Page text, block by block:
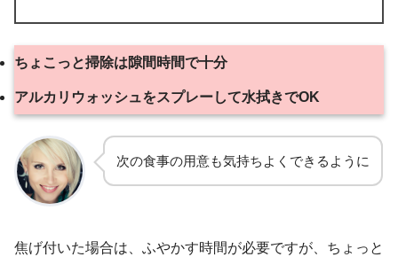
ちょこっと掃除は隙間時間で十分
アルカリウォッシュをスプレーして水拭きでOK
次の食事の用意も気持ちよくできるように
焦げ付いた場合は、ふやかす時間が必要ですが、ちょっと